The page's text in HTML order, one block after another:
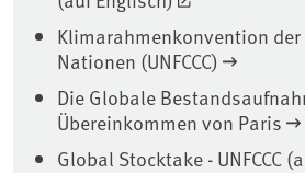
Klimarahmenkonvention der
Nationen (UNFCCC)
Die Globale
Übereinkommen von Paris
Global Stocktake - UNFCCC